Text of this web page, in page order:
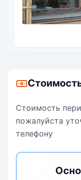
Стоимость
пожалуйста
телефону